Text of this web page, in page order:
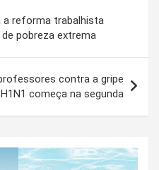
a reforma trabalhista
pobreza extrema
contra a gripe
H1N1 começa na segunda